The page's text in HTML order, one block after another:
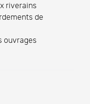
riverains
de
ouvrages